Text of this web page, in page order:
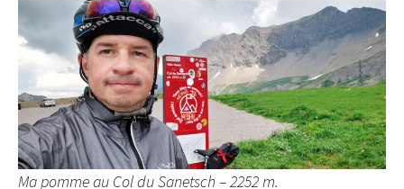
Ma pomme au Col du Sanetsch – 2252 m.